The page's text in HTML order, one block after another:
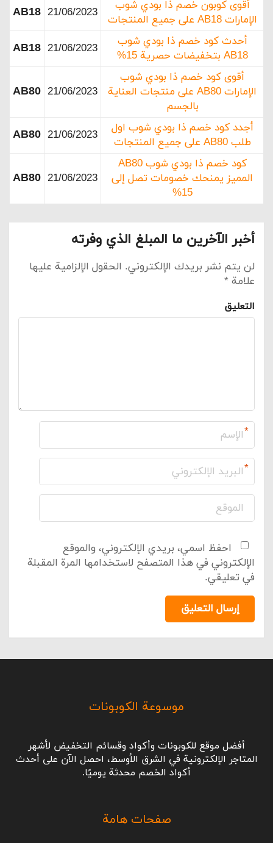
أقوى كوبون خصم ذا بودي شوب
الإمارات AB18 على جميع المنتجات
21/06/2023
AB18
أحدث كود خصم ذا بودي شوب
AB18 بتخفيضات حصرية 15%
21/06/2023
AB18
أقوى كود خصم ذا بودي شوب
الإمارات AB80 على منتجات العناية
بالجسم
21/06/2023
AB80
أجدد كود خصم ذا بودي شوب اول
طلب AB80 على جميع المنتجات
21/06/2023
AB80
كود خصم ذا بودي شوب AB80
المميز يمنحك خصومات تصل إلى
15%
21/06/2023
AB80
أخبر الآخرين ما المبلغ الذي وفرته
لن يتم نشر بريدك الإلكتروني. الحقول الإلزامية عليها
علامة *
التعليق
*
*
احفظ اسمي، بريدي الإلكتروني، والموقع
الإلكتروني في هذا المتصفح لاستخدامها المرة المقبلة
في تعليقي.
إرسال التعليق
موسوعة الكوبونات
أفضل موقع للكوبونات وأكواد وقسائم التخفيض لأشهر
المتاجر الإلكترونية في الشرق الأوسط، احصل الآن على أحدث
أكواد الخصم محدثة يوميًا.
صفحات هامة